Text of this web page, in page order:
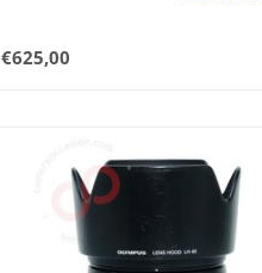
€625,00